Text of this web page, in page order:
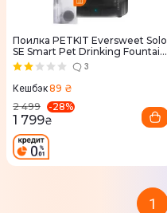
Поилка PETKIT Eversweet Solo
SE Smart Pet Drinking Fountain
(Grey)
3
Кешбэк89 ₴
2 499
-28%
1 799₴
1